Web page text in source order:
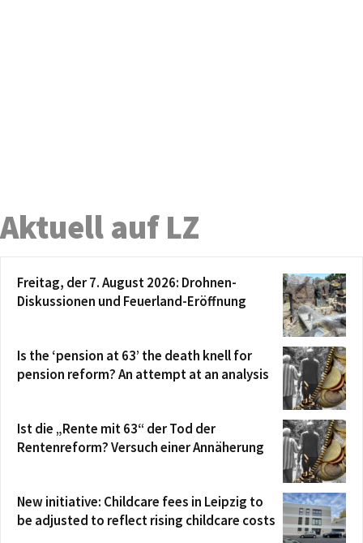
Aktuell auf LZ
Freitag, der 7. August 2026: Drohnen-
Diskussionen und Feuerland-Eröffnung
Is the ‘pension at 63’ the death knell for
pension reform? An attempt at an analysis
Ist die „Rente mit 63“ der Tod der
Rentenreform? Versuch einer Annäherung
New initiative: Childcare fees in Leipzig to
be adjusted to reflect rising childcare costs